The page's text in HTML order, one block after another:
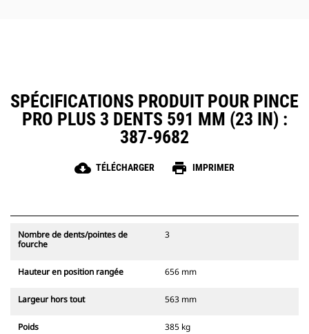
SPÉCIFICATIONS PRODUIT POUR PINCE
PRO PLUS 3 DENTS 591 MM (23 IN) :
387-9682
cloud_download TÉLÉCHARGER print IMPRIMER
Nombre de dents/pointes de
fourche
3
Hauteur en position rangée 656 mm
Largeur hors tout 563 mm
Poids 385 kg